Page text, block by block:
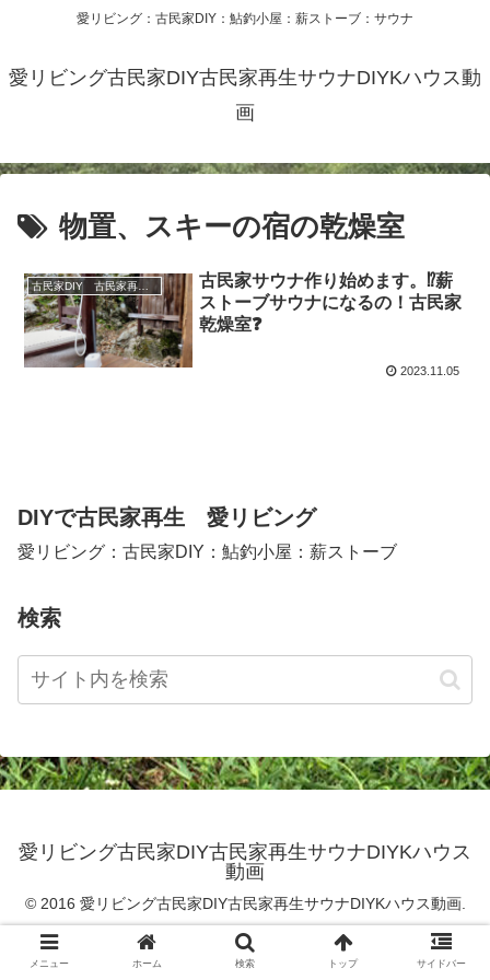
愛リビング：古民家DIY：鮎釣小屋：薪ストーブ：サウナ
愛リビング古民家DIY古民家再生サウナDIYKハウス動
画
物置、スキーの宿の乾燥室
古民家サウナ作り始めます。⁉薪
ストーブサウナになるの！古民家
乾燥室❓
2023.11.05
DIYで古民家再生 愛リビング
愛リビング：古民家DIY：鮎釣小屋：薪ストーブ
検索
愛リビング古民家DIY古民家再生サウナDIYKハウス
動画
© 2016 愛リビング古民家DIY古民家再生サウナDIYKハウス動画.
メニュー ホーム 検索 トップ サイドバー